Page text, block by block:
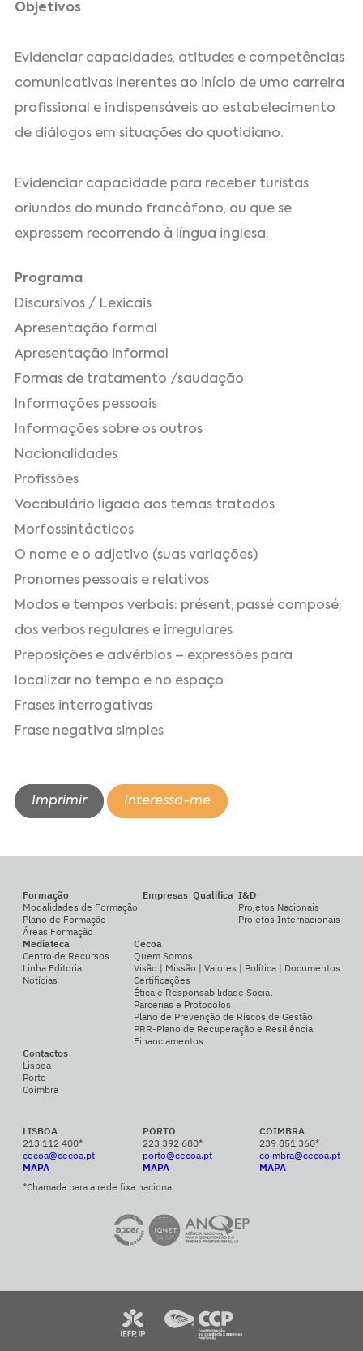
Objetivos
Evidenciar capacidades, atitudes e competências
comunicativas inerentes ao início de uma carreira
profissional e indispensáveis ao estabelecimento
de diálogos em situações do quotidiano.
Evidenciar capacidade para receber turistas
oriundos do mundo francófono, ou que se
expressem recorrendo à língua inglesa.
Programa
Discursivos / Lexicais
Apresentação formal
Apresentação informal
Formas de tratamento /saudação
Informações pessoais
Informações sobre os outros
Nacionalidades
Profissões
Vocabulário ligado aos temas tratados
Morfossintácticos
O nome e o adjetivo (suas variações)
Pronomes pessoais e relativos
Modos e tempos verbais: présent, passé composé;
dos verbos regulares e irregulares
Preposições e advérbios – expressões para
localizar no tempo e no espaço
Frases interrogativas
Frase negativa simples
Imprimir Interessa-me
Formação
Modalidades de Formação
Plano de Formação
Áreas Formação
Empresas Qualifica I&D
Projetos Nacionais
Projetos Internacionais
Mediateca
Centro de Recursos
Linha Editorial
Notícias
Cecoa
Quem Somos
Visão | Missão | Valores | Política | Documentos
Certificações
Ética e Responsabilidade Social
Parcerias e Protocolos
Plano de Prevenção de Riscos de Gestão
PRR-Plano de Recuperação e Resiliência
Financiamentos
Contactos
Lisboa
Porto
Coimbra
LISBOA
213 112 400*
cecoa@cecoa.pt
MAPA
PORTO
223 392 680*
porto@cecoa.pt
MAPA
COIMBRA
239 851 360*
coimbra@cecoa.pt
MAPA
*Chamada para a rede fixa nacional